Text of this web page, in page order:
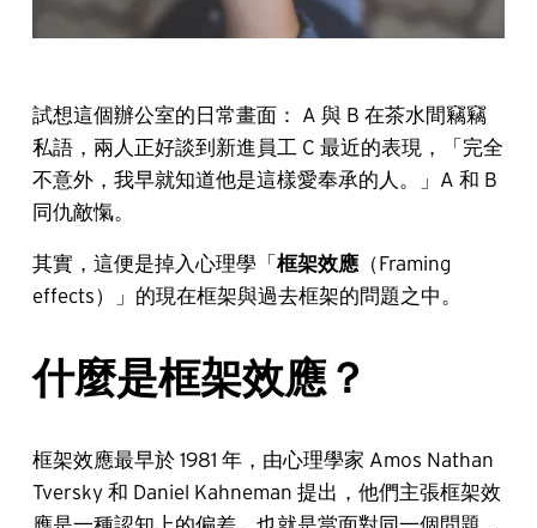
試想這個辦公室的日常畫面： A 與 B 在茶水間竊竊
私語，兩人正好談到新進員工 C 最近的表現，「完全
不意外，我早就知道他是這樣愛奉承的人。」A 和 B
同仇敵愾。
其實，這便是掉入心理學「框架效應（Framing
effects）」的現在框架與過去框架的問題之中。
什麼是框架效應？
框架效應最早於 1981 年，由心理學家 Amos Nathan
Tversky 和 Daniel Kahneman 提出，他們主張框架效